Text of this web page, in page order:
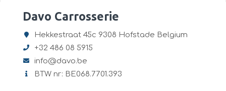
Davo Carrosserie
Hekkestraat 45c 9308 Hofstade Belgium
+32 486 08 5915
info@davo.be
BTW nr: BE068.7701.393